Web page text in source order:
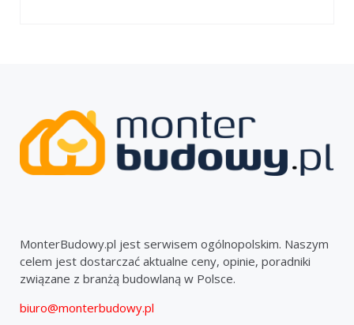
MonterBudowy.pl jest serwisem ogólnopolskim. Naszym
celem jest dostarczać aktualne ceny, opinie, poradniki
związane z branżą budowlaną w Polsce.
biuro@monterbudowy.pl